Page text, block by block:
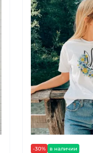
-30% в наличии